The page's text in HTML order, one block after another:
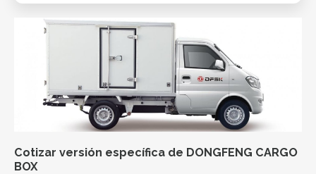
Cotizar versión específica de DONGFENG CARGO
BOX